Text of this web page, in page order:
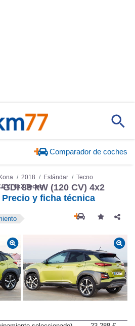
Comparador de coches
Kona 2018 Estándar
Tecno
CV) 4x2 Tecno
88 kW (120 CV) 4x2
Precio y ficha técnica